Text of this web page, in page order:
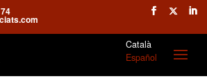
Català
Español